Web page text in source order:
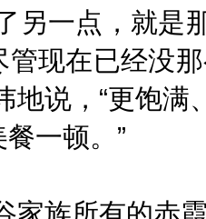
另一点，就是
现在已经没
地说，“更饱
一顿。”